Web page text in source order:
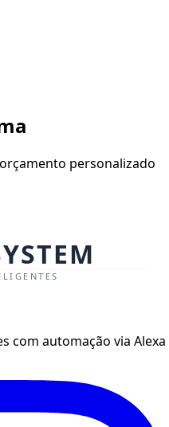
personalizado
com automação via Alexa